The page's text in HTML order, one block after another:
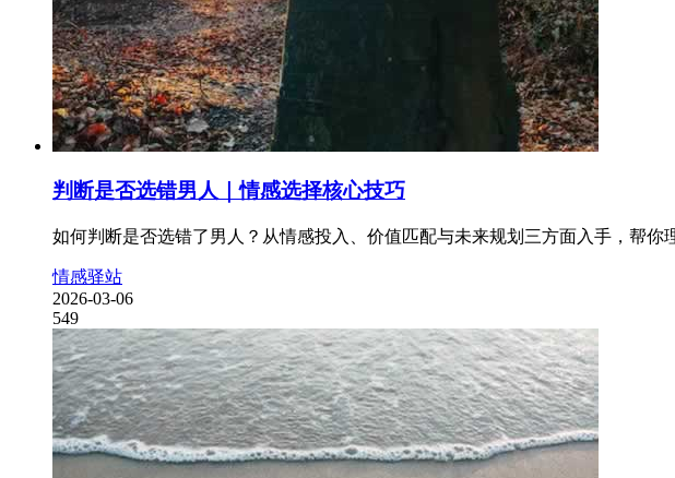
判断是否选错男人｜情感选择核心技巧
如何判断是否选错了男人？从情感投入、价值匹配与未来规划三方面入手，帮你
情感驿站
2026-03-06
549